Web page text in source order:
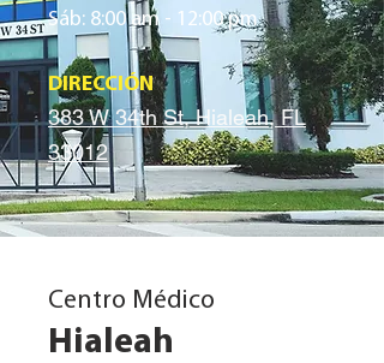
Sáb: 8:00 am - 12:00 pm
DIRECCIÓN
383 W 34th St, Hialeah, FL
33012
Centro Médico
Hialeah